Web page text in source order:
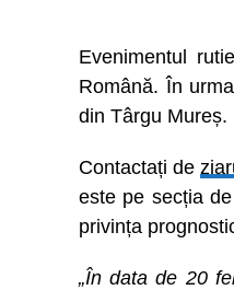
Evenimentul
Română. În
din Târgu Mureș.
Contactați de
este pe secția
privința
„În data de 20